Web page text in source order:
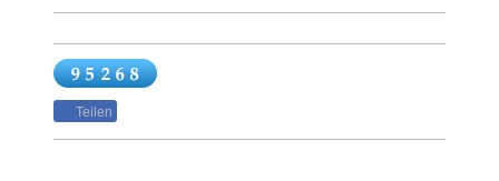
Teilen